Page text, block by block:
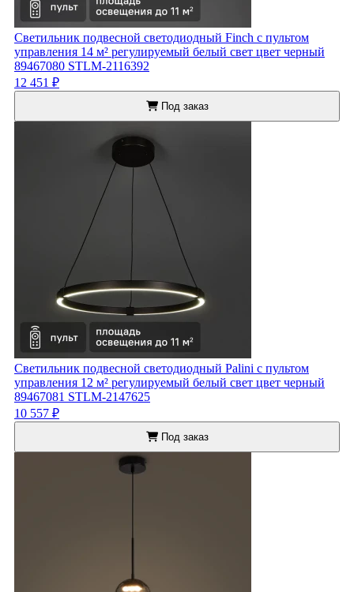
Светильник подвесной светодиодный Finch с пультом
управления 14 м² регулируемый белый свет цвет черный
89467080 STLM-2116392
12 451 ₽
Под заказ
Светильник подвесной светодиодный Palini с пультом
управления 12 м² регулируемый белый свет цвет черный
89467081 STLM-2147625
10 557 ₽
Под заказ